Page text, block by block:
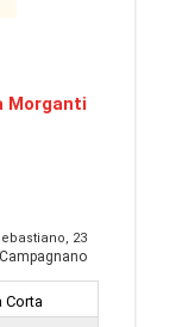
Morganti
23
Corta